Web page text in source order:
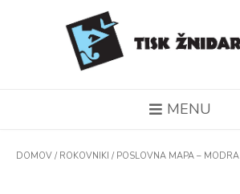
MENU
DOMOV / ROKOVNIKI / POSLOVNA MAPA – MODRA